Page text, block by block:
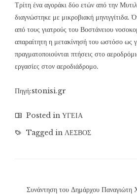
Τρίτη ένα αγοράκι δύο ετών από την
διαγνώστηκε με μικροβιακή μηνιγγίτιδα.
από τους γιατρούς του Βοστάνειου
απαραίτητη η μετακίνησή του ωστόσο ως
πραγματοποιούνται πτήσεις στο
εργασίες στον αεροδιάδρομο.
Πηγή:stonisi.gr
Posted in ΥΓΕΙΑ
Tagged in ΛΕΣΒΟΣ
Συνάντηση του Δημάρχου Παναγιώτη